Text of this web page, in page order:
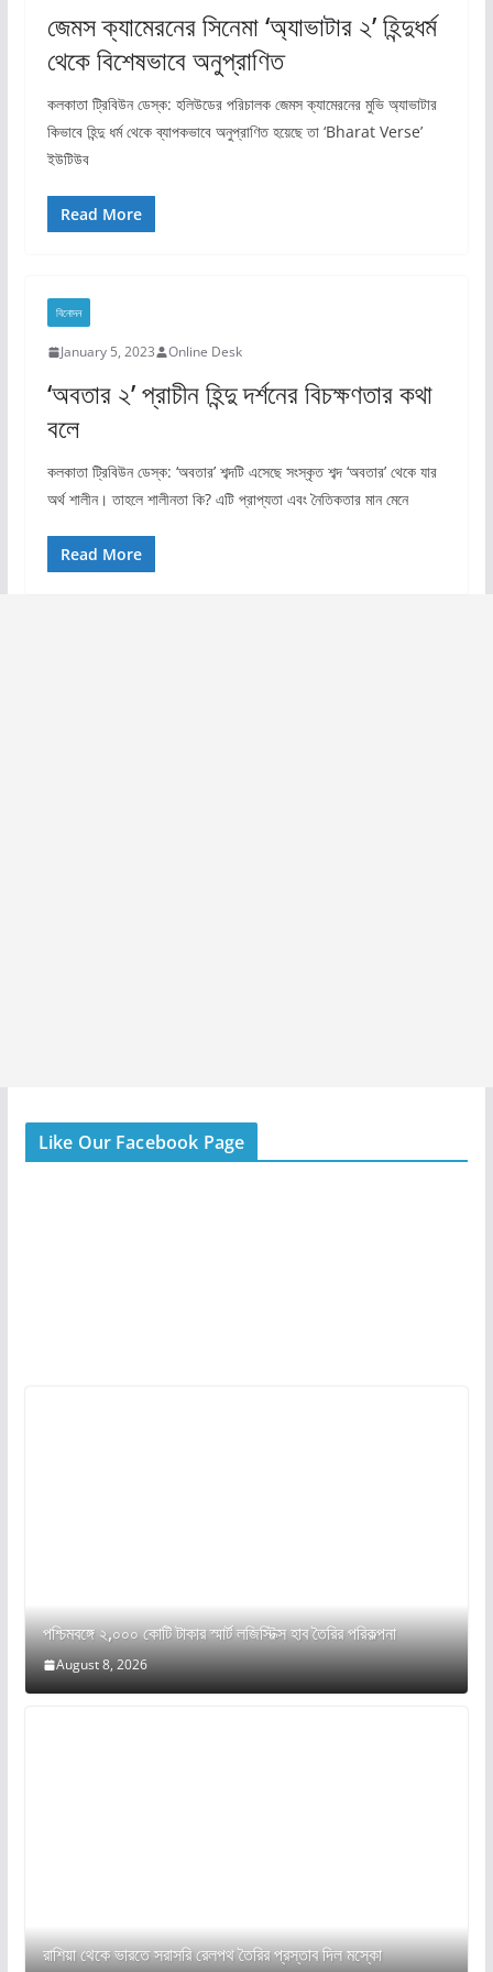
জেমস ক্যামেরনের সিনেমা ‘অ্যাভাটার ২’ হিন্দুধর্ম
থেকে বিশেষভাবে অনুপ্রাণিত
কলকাতা ট্রিবিউন ডেস্ক: হলিউডের পরিচালক জেমস ক্যামেরনের মুভি অ্যাভাটার
কিভাবে হিন্দু ধর্ম থেকে ব্যাপকভাবে অনুপ্রাণিত হয়েছে তা ‘Bharat Verse’
ইউটিউব
Read More
বিনোদন
January 5, 2023 Online Desk
‘অবতার ২’ প্রাচীন হিন্দু দর্শনের বিচক্ষণতার কথা
বলে
কলকাতা ট্রিবিউন ডেস্ক: ‘অবতার’ শব্দটি এসেছে সংস্কৃত শব্দ ‘অবতার’ থেকে যার
অর্থ শালীন। তাহলে শালীনতা কি? এটি প্রাপ্যতা এবং নৈতিকতার মান মেনে
Read More
Like Our Facebook Page
পশ্চিমবঙ্গে ২,০০০ কোটি টাকার স্মার্ট লজিস্টিক্স হাব তৈরির পরিকল্পনা
August 8, 2026
রাশিয়া থেকে ভারতে সরাসরি রেলপথ তৈরির প্রস্তাব দিল মস্কো